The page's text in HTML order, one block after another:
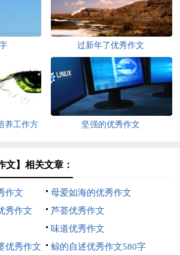
过新年了优秀作文
养工作方
坚强的优秀作文
文】相关文章：
作文
母爱如海的优秀作文
秀作文
芦荟优秀作文
味道优秀作文
优秀作文
鲸的自述优秀作文580字